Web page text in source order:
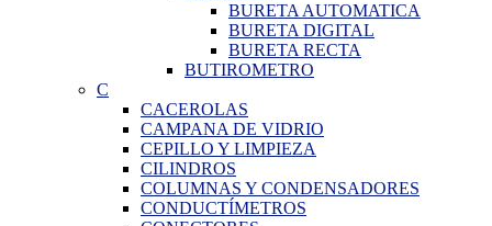
BURETA AUTOMATICA
BURETA DIGITAL
BURETA RECTA
BUTIROMETRO
C
CACEROLAS
CAMPANA DE VIDRIO
CEPILLO Y LIMPIEZA
CILINDROS
COLUMNAS Y CONDENSADORES
CONDUCTÍMETROS